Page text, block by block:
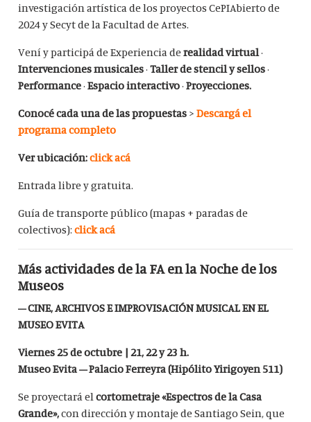
investigación artística de los proyectos CePIAbierto de
2024 y Secyt de la Facultad de Artes.
Vení y participá de Experiencia derealidad virtual·
Intervenciones musicales·Taller de stencil y sellos·
Performance·Espacio interactivo·Proyecciones.
Conocé cada una de las propuestas > Descargá el
programa completo
Ver ubicación:click acá
Entrada libre y gratuita.
Guía de transporte público (mapas + paradas de
colectivos):click acá
Más actividades de la FA en la Noche de los
Museos
– CINE, ARCHIVOS E IMPROVISACIÓN MUSICAL EN EL
MUSEO EVITA
Viernes 25 de octubre | 21, 22 y 23 h.
Museo Evita – Palacio Ferreyra (Hipólito Yirigoyen 511)
Se proyectará elcortometraje «Espectros de la Casa
Grande»,con dirección y montaje de Santiago Sein, que